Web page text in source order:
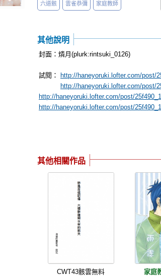
六道骸 雲雀恭彌 家庭教師
其他說明
封面：燐月(plurk:rintsuki_0126)
試閱：
http://haneyoruki.lofter.com/post/
http://haneyoruki.lofter.com/post/
http://haneyoruki.lofter.com/post/
http://haneyoruki.lofter.com/post/
其他相關作品
CWT43骸雲無料
家庭